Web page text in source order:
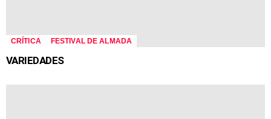
CRÍTICA FESTIVAL DE ALMADA
VARIEDADES